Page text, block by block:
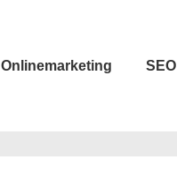
Onlinemarketing SEO